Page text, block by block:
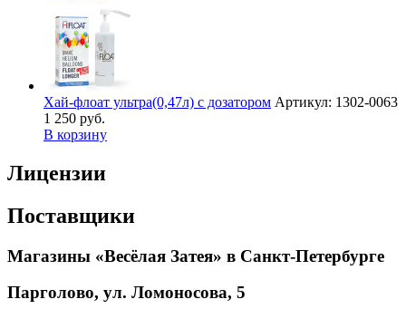
Хай-флоат ультра(0,47л) с дозатором Артикул: 1302-0063
1 250 руб.
В корзину
Лицензии
Поставщики
Магазины «Весёлая Затея» в Санкт-Петербурге
Парголово, ул. Ломоносова, 5